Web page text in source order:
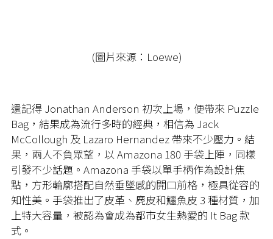
(圖片來源：Loewe)
還記得 Jonathan Anderson 初次上場，便帶來 Puzzle
Bag，結果成為流行多時的經典，相信為 Jack
McCollough 及 Lazaro Hernandez 帶來不少壓力。結
果，兩人不負眾望，以 Amazona 180 手袋上陣，同樣
引發不少話題。Amazona 手袋以單手柄作為設計焦
點，方形輪廓搭配自然垂墜感的開口前格，極具從容的
知性美。手袋推出了皮革、麂皮和鱷魚皮 3 種材質，加
上特大容量，被認為會成為都市女生熱愛的 It Bag 款
式。